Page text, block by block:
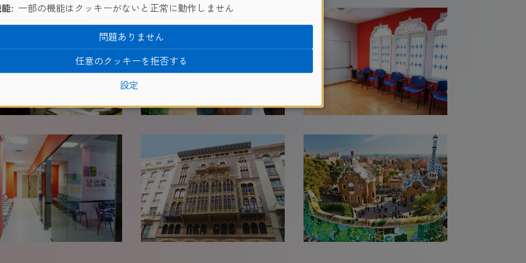
: 一部の機能はクッキーがないと正常に動作しません
設定
任意のクッキーを拒否する
問題ありません